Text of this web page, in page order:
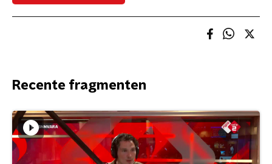
Recente fragmenten